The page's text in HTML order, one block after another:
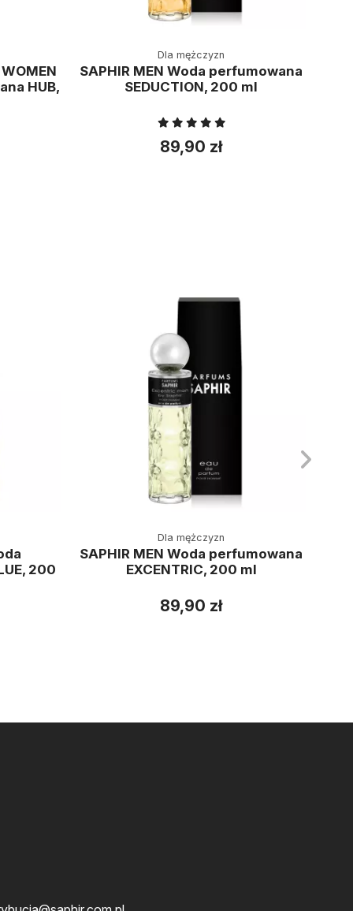
HUB,
Dla mężczyzn
SAPHIR MEN Woda perfumowana
SEDUCTION, 200 ml
89,90 zł
200
Dla mężczyzn
SAPHIR MEN Woda perfumowana
EXCENTRIC, 200 ml
89,90 zł